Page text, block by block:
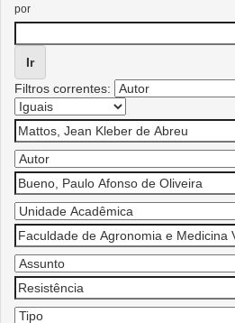
por
Filtros correntes: